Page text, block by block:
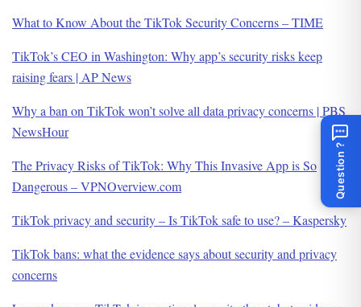
What to Know About the TikTok Security Concerns – TIME
TikTok’s CEO in Washington: Why app’s security risks keep
raising fears | AP News
Why a ban on TikTok won’t solve all data privacy concerns | PBS
NewsHour
The Privacy Risks of TikTok: Why This Invasive App is So
Dangerous – VPNOverview.com
TikTok privacy and security – Is TikTok safe to use? – Kaspersky
TikTok bans: what the evidence says about security and privacy
concerns
Question ?